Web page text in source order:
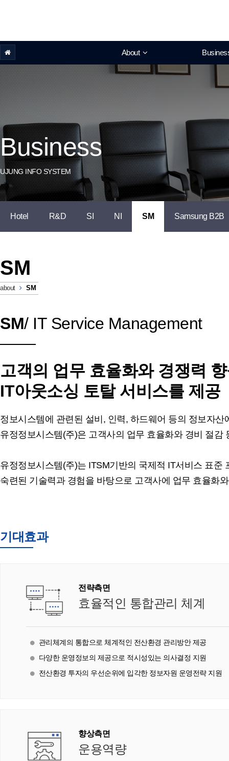
About
Business
UJUNG INFO SYSTEM
Hotel R&D SI NI SM Samsung B2B
SM
about SM
SM/ IT Service Management
고객의 업무 효율화와 경쟁력
IT아웃소싱 토탈 서비스를 제공
정보시스템에 관련된 설비, 인력, 하드웨어 등의 정보자
유정정보시스템(주)은 고객사의 업무 효율화와 경비 절
유정정보시스템(주)는 ITSM기반의 국제적 IT서비스 표
숙련된 기술력과 경험을 바탕으로 고객사에 업무 효율화
기대효과
전략측면
효율적인 통합관리 체계
관리체계의 통합으로 체계적인 전산환경 관리방안 제공
다양한 운영정보의 제공으로 적시성있는 의사결정 지원
전산환경 투자의 우선순위에 입각한 정보자원 운영전략 지원
향상측면
운용역량